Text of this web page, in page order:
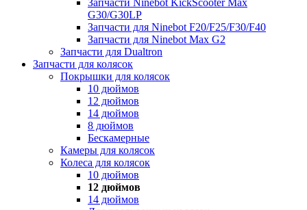
Запчасти Ninebot KickScooter Max
G30/G30LP
Запчасти для Ninebot F20/F25/F30/F40
Запчасти для Ninebot Max G2
Запчасти для Dualtron
Запчасти для колясок
Покрышки для колясок
10 дюймов
12 дюймов
14 дюймов
8 дюймов
Бескамерные
Камеры для колясок
Колеса для колясок
10 дюймов
12 дюймов
14 дюймов